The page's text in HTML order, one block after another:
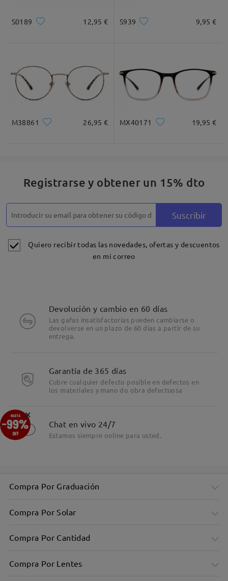
* Solo Para Referencia
Descripción del Producto
Detalles
S0189 12,95 € S939 9,95 €
M38861 26,95 € MX40171 19,95 €
Registrarse y obtener un 15% dto
Suscribir
Quiero recibir todas las novedades, ofertas y descuentos
en mi correo
Devolución y cambio en 60 días
Las gafas insatisfactorias pueden cambiarse o
devolverse en un plazo de 60 días a partir de su
entrega.
Garantía de 365 días
Cubre cualquier defecto posible en defectos en
los materiales y mano do obra defectuosa
Chat en vivo 24/7
Estamos siempre online para usted.
Compra Por Graduación
Compra Por Solar
Compra Por Cantidad
Compra Por Lentes
×